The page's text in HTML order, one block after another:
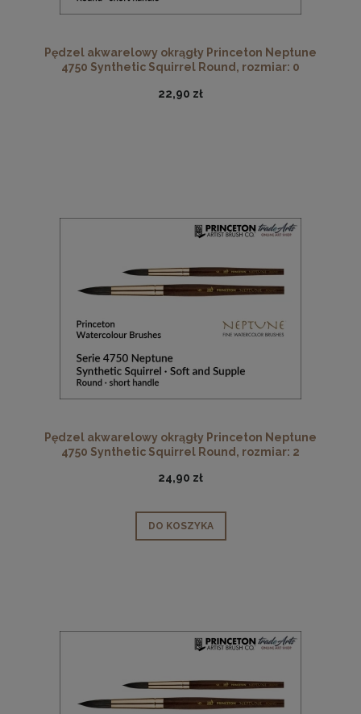
Pędzel akwarelowy okrągły Princeton Neptune
4750 Synthetic Squirrel Round, rozmiar: 0
22,90 zł
Pędzel akwarelowy okrągły Princeton Neptune
4750 Synthetic Squirrel Round, rozmiar: 2
24,90 zł
DO KOSZYKA